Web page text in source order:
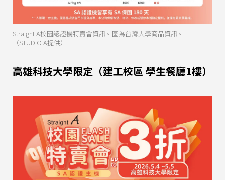
Straight A校園認證機特賣會資訊。圖為台灣大學商品資訊。
（STUDIO A提供）
高雄科技大學限定（建工校區 學生餐廳1樓）